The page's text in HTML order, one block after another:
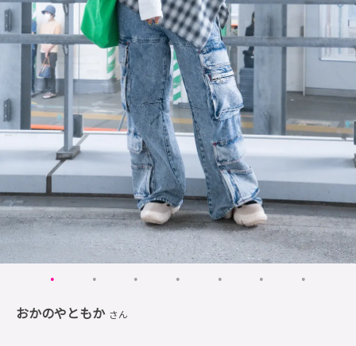
おかのやともか さん